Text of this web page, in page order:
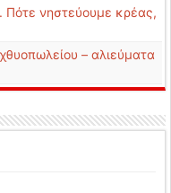
Πότε νηστεύουμε κρέας,
– αλιεύματα